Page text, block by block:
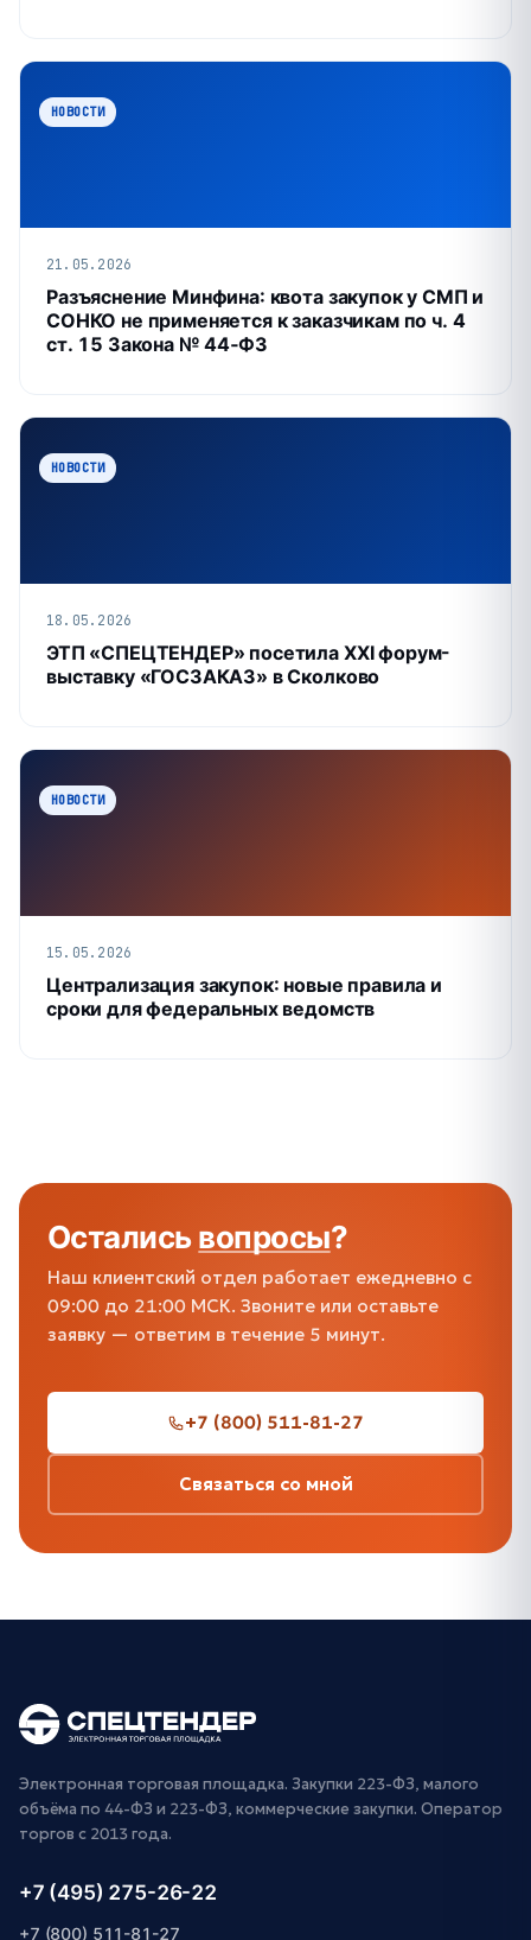
НОВОСТИ
21.05.2026
Разъяснение Минфина: квота закупок у СМП и
СОНКО не применяется к заказчикам по ч. 4
ст. 15 Закона № 44‑ФЗ
НОВОСТИ
18.05.2026
ЭТП «СПЕЦТЕНДЕР» посетила XXI форум-
выставку «ГОСЗАКАЗ» в Сколково
НОВОСТИ
15.05.2026
Централизация закупок: новые правила и
сроки для федеральных ведомств
Осталисьвопросы?
Наш клиентский отдел работает ежедневно с
09:00 до 21:00 МСК. Звоните или оставьте
заявку — ответим в течение 5 минут.
+7 (800) 511-81-27
Связаться со мной
Электронная торговая площадка. Закупки 223-ФЗ, малого
объёма по 44-ФЗ и 223-ФЗ, коммерческие закупки. Оператор
торгов с 2013 года.
+7 (495) 275-26-22
+7 (800) 511-81-27